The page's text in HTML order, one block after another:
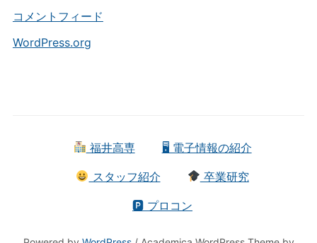
コメントフィード
WordPress.org
福井高専 🖥 電子情報の紹介
スタッフ紹介 卒業研究
🅿 プロコン